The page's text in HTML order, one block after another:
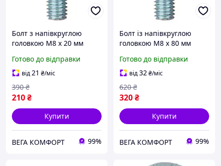
Болт з напівкруглою
головкою М8 х 20 мм
4.8 ЦБ Spec
Готово до відправки
від21 ₴/міс
210₴
390 ₴
Купити
ВЕГА КОМФОРТ 99%
Болт із напівкруглою
головкою М8 х 80 мм
4.8 ЦБ Spec
Готово до відправки
від32₴/міс
320₴
620 ₴
Купити
ВЕГА КОМФОРТ 99%